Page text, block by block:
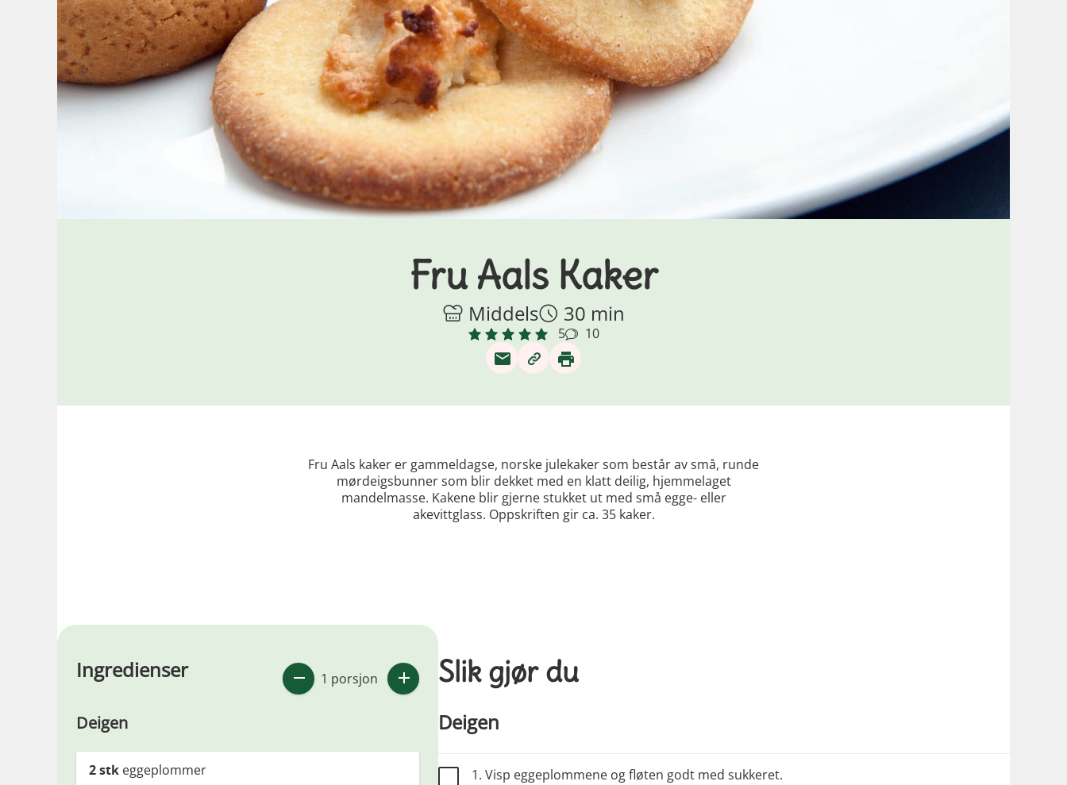
Fru Aals Kaker
Middels 30 min
5 10
Fru Aals kaker er gammeldagse, norske julekaker som består av små, runde
mørdeigsbunner som blir dekket med en klatt deilig, hjemmelaget
mandelmasse. Kakene blir gjerne stukket ut med små egge- eller
akevittglass. Oppskriften gir ca. 35 kaker.
Ingredienser 1 porsjon
Deigen
2stk eggeplommer
Slik gjør du
Deigen
1. Visp eggeplommene og fløten godt med sukkeret.